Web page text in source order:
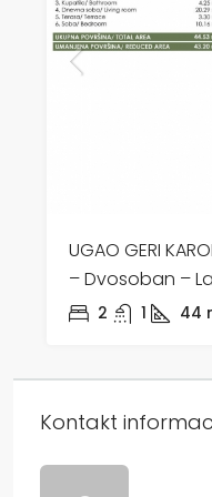
UGAO GERI
– Dvosoban –
2 1 44
Kontakt